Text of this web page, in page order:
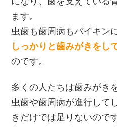
ます。
虫歯も歯周病もバイキン
しっかりと歯みがきをし
のです。
多くの人たちは歯みがき
虫歯や歯周病が進行して
きだけでは足りないので